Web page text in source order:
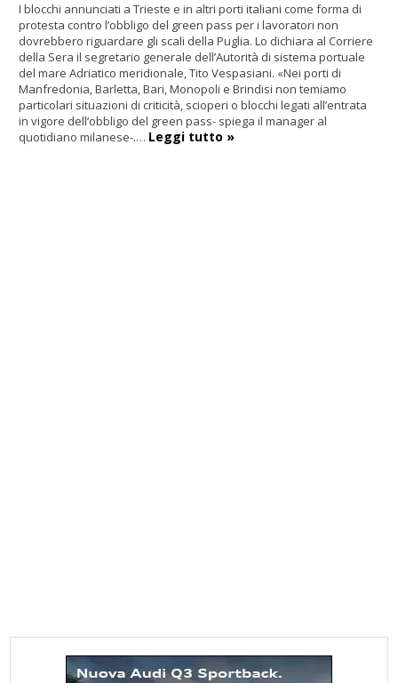
I blocchi annunciati a Trieste e in altri porti italiani come forma di
protesta contro l’obbligo del green pass per i lavoratori non
dovrebbero riguardare gli scali della Puglia. Lo dichiara al Corriere
della Sera il segretario generale dell’Autorità di sistema portuale
del mare Adriatico meridionale, Tito Vespasiani. «Nei porti di
Manfredonia, Barletta, Bari, Monopoli e Brindisi non temiamo
particolari situazioni di criticità, scioperi o blocchi legati all’entrata
in vigore dell’obbligo del green pass- spiega il manager al
quotidiano milanese-.… Leggi tutto »